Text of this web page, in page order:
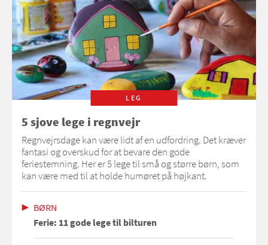
LEG
5 sjove lege i regnvejr
Regnvejrsdage kan være lidt af en udfordring. Det kræver
fantasi og overskud for at bevare den gode
feriestemning. Her er 5 lege til små og større børn, som
kan være med til at holde humøret på højkant.
BØRN
Ferie: 11 gode lege til bilturen